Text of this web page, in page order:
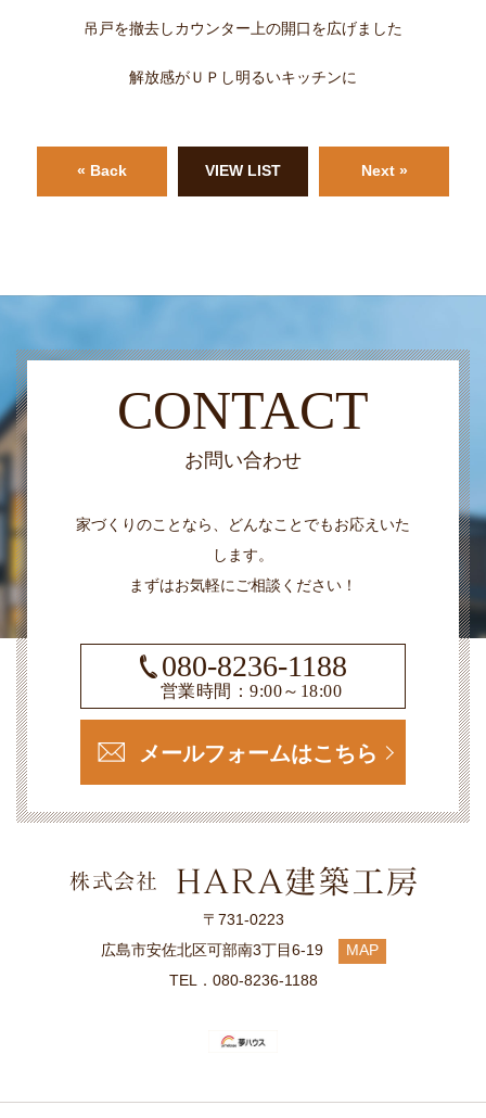
吊戸を撤去しカウンター上の開口を広げました
解放感がＵＰし明るいキッチンに
« Back VIEW LIST Next »
CONTACT
お問い合わせ
家づくりのことなら、どんなことでもお応えいた
します。
まずはお気軽にご相談ください！
080-8236-1188
営業時間：9:00～18:00
メールフォームはこちら
〒731-0223
広島市安佐北区可部南3丁目6-19
MAP
TEL．080-8236-1188